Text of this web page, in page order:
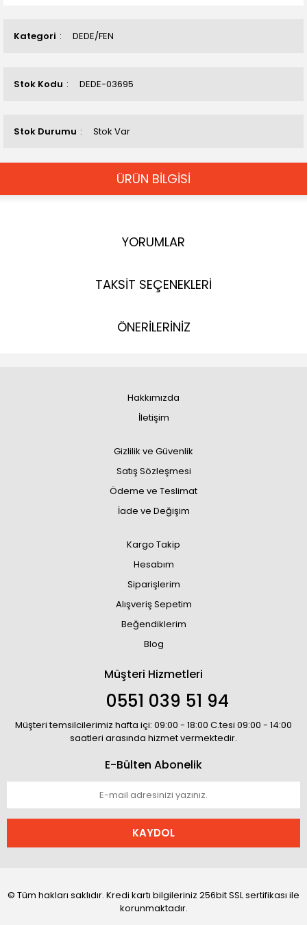
Kategori DEDE/FEN
Stok Kodu DEDE-03695
Stok Durumu Stok Var
ÜRÜN BİLGİSİ
YORUMLAR
TAKSİT SEÇENEKLERİ
ÖNERİLERİNİZ
Hakkımızda
İletişim
Gizlilik ve Güvenlik
Satış Sözleşmesi
Ödeme ve Teslimat
İade ve Değişim
Kargo Takip
Hesabım
Siparişlerim
Alışveriş Sepetim
Beğendiklerim
Blog
Müşteri Hizmetleri
0551 039 51 94
Müşteri temsilcilerimiz hafta içi: 09:00 - 18:00 C.tesi 09:00 - 14:00
saatleri arasında hizmet vermektedir.
E-Bülten Abonelik
KAYDOL
© Tüm hakları saklıdır. Kredi kartı bilgileriniz 256bit SSL sertifikası ile
korunmaktadır.